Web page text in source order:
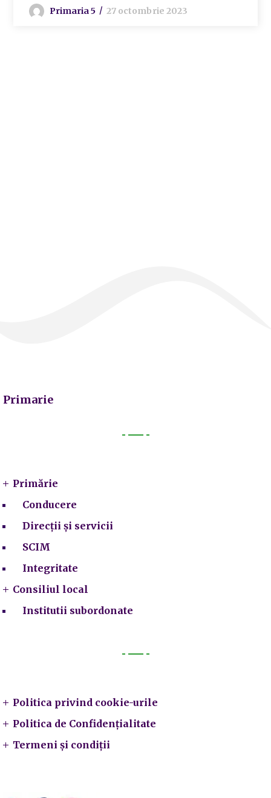
Primaria 5 27 octombrie 2023
Primarie
Primărie
Conducere
Direcții și servicii
SCIM
Integritate
Consiliul local
Institutii subordonate
Politica privind cookie-urile
Politica de Confidențialitate
Termeni și condiții